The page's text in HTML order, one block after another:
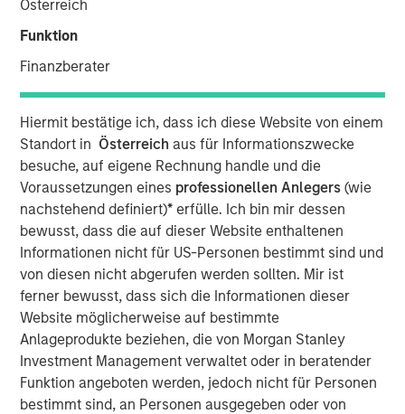
Österreich
Funktion
Finanzberater
Hiermit bestätige ich, dass ich diese Website von einem
Standort in Österreich aus für Informationszwecke
besuche, auf eigene Rechnung handle und die
Voraussetzungen eines professionellen Anlegers(wie
nachstehend definiert)* erfülle. Ich bin mir dessen
bewusst, dass die auf dieser Website enthaltenen
Informationen nicht für US-Personen bestimmt sind und
von diesen nicht abgerufen werden sollten. Mir ist
ferner bewusst, dass sich die Informationen dieser
Website möglicherweise auf bestimmte
Anlageprodukte beziehen, die von Morgan Stanley
Investment Management verwaltet oder in beratender
Funktion angeboten werden, jedoch nicht für Personen
bestimmt sind, an Personen ausgegeben oder von
partnership whereby MSEP has made a majority equity
investment in Durango Midstream to support the growth
transaction were not disclosed.
Durango Midstream is a leading natural gas gathering,
processing and marketing company providing world-
class midstream services to oil and gas producers in
Texas, Oklahoma, and Kansas. The partnership with MSEP
provides the Company with additional resources to
upgrade and expand Durango Midstream’s existing asset
base and capabilities. The Company’s initial growth
projects are expected to focus on expansion of its
gathering and processing system in Grady County,
Oklahoma to support producers active in the rapidly
growing Merge-SCOOP-STACK plays of Central Oklahoma.